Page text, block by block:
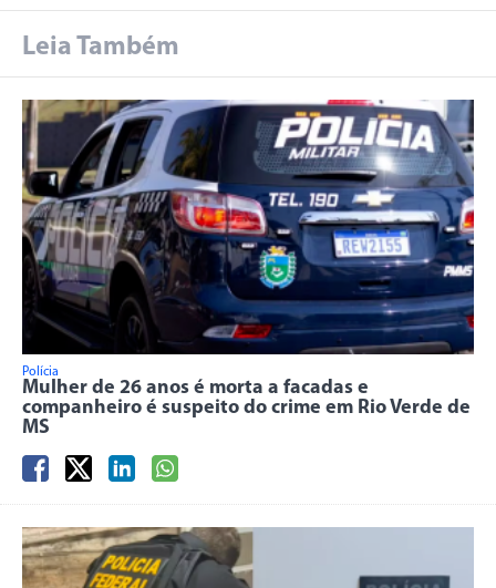
Leia Também
Polícia
Mulher de 26 anos é morta a facadas e
companheiro é suspeito do crime em Rio Verde de
MS